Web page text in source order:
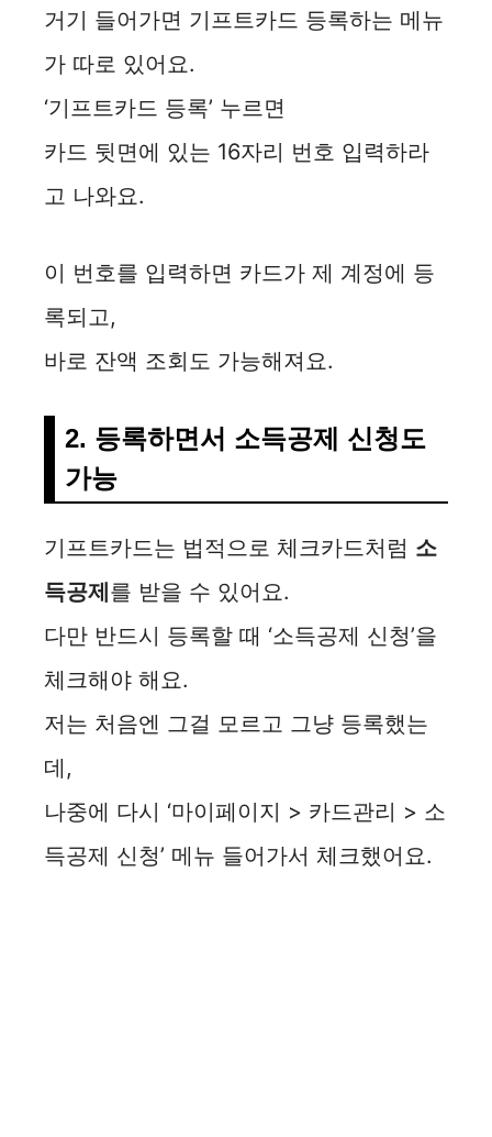
거기 들어가면 기프트카드 등록하는 메뉴
가 따로 있어요.
‘기프트카드 등록’ 누르면
카드 뒷면에 있는 16자리 번호 입력하라
고 나와요.
이 번호를 입력하면 카드가 제 계정에 등
록되고,
바로 잔액 조회도 가능해져요.
2. 등록하면서 소득공제 신청도
가능
기프트카드는 법적으로 체크카드처럼 소
득공제를 받을 수 있어요.
다만 반드시 등록할 때 ‘소득공제 신청’을
체크해야 해요.
저는 처음엔 그걸 모르고 그냥 등록했는
데,
나중에 다시 ‘마이페이지 > 카드관리 > 소
득공제 신청’ 메뉴 들어가서 체크했어요.